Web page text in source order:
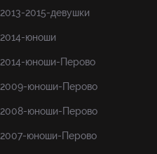
2013-2015-девушки
2014-юноши
2014-юноши-Перово
2009-юноши-Перово
2008-юноши-Перово
2007-юноши-Перово